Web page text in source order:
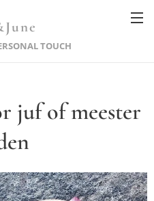
TOUCH
juf of meester